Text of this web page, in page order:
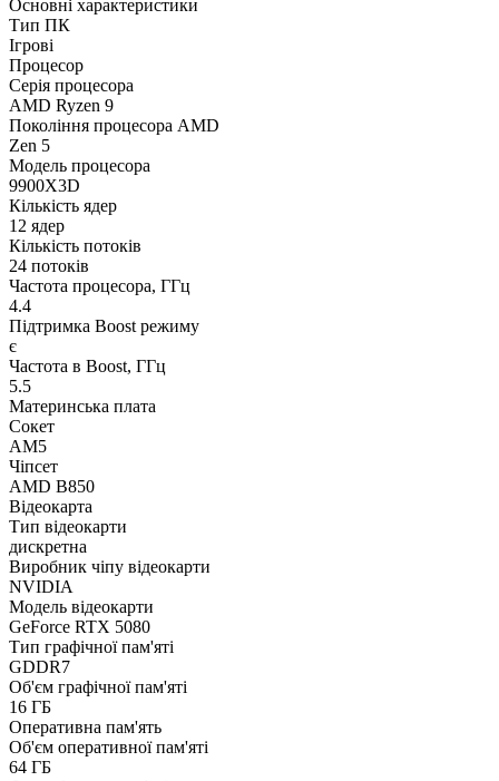
Основні характеристики
Тип ПК
Ігрові
Процесор
Серія процесора
AMD Ryzen 9
Покоління процесора AMD
Zen 5
Модель процесора
9900X3D
Кількість ядер
12 ядер
Кількість потоків
24 потоків
Частота процесора, ГГц
4.4
Підтримка Boost режиму
є
Частота в Boost, ГГц
5.5
Материнська плата
Сокет
AM5
Чіпсет
AMD B850
Відеокарта
Тип відеокарти
дискретна
Виробник чіпу відеокарти
NVIDIA
Модель відеокарти
GeForce RTX 5080
Тип графічної пам'яті
GDDR7
Об'єм графічної пам'яті
16 ГБ
Оперативна пам'ять
Об'єм оперативної пам'яті
64 ГБ